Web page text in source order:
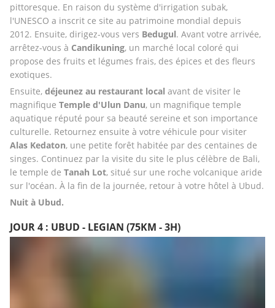
pittoresque. En raison du système d'irrigation subak,
l'UNESCO a inscrit ce site au patrimoine mondial depuis
2012. Ensuite, dirigez-vous vers Bedugul. Avant votre arrivée,
arrêtez-vous à Candikuning, un marché local coloré qui
propose des fruits et légumes frais, des épices et des fleurs
exotiques.
Ensuite, déjeunez au restaurant local avant de visiter le
magnifique Temple d'Ulun Danu, un magnifique temple
aquatique réputé pour sa beauté sereine et son importance
Alas Kedaton, une petite forêt habitée par des centaines de
singes. Continuez par la visite du site le plus célèbre de Bali,
le temple de Tanah Lot, situé sur une roche volcanique aride
sur l'océan. À la fin de la journée, retour à votre hôtel à Ubud.
Nuit à Ubud.
JOUR 4 : UBUD - LEGIAN (75KM - 3H)